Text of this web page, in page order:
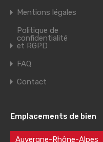
Mentions légales
Politique de
confidentialité
et RGPD
FAQ
Contact
Emplacements de bien
Auvergne-Rhône-Alpes